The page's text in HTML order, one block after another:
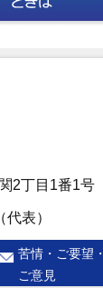
2丁目1番1号
（代表）
苦情・ご要望・
ご意見